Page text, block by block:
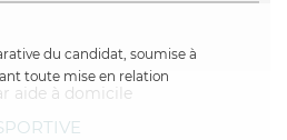
du candidat, soumise à
toute mise en relation